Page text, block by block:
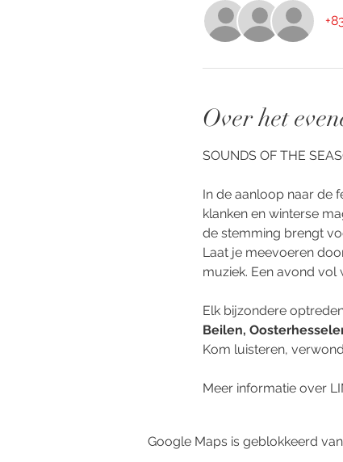
Over het
SOUNDS OF THE
In de aanloop naar de
klanken en winterse
de stemming brengt
Laat je meevoeren
muziek. Een avond
Elk bijzondere
Beilen,
Kom luisteren,
Meer informatie over
Google Maps is geblokkeerd